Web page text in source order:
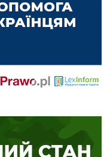
вентиль, й буде
РФ, у 2021 році
на
США. В перерахунку
аналітиків одиниці
газу, то
році становив 203
54 мільярди